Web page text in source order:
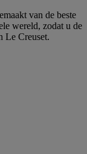
van de beste
wereld, zodat u de
Le Creuset.